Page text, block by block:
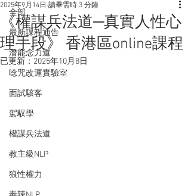
全部
最新課程通告
潛能念力道
唸咒改運實驗室
面試駭客
駕馭學
權謀兵法道
教主級NLP
狼性權力
《權謀兵法道─真實人性心
理手段》 香港區online課程
2025年9月14日 讀畢需時 3 分鐘
已更新： 2025年10月8日